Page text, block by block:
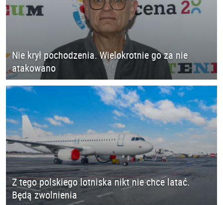
Nie krył pochodzenia. Wielokrotnie go za nie
atakowano
Z tego polskiego lotniska nikt nie chce latać.
Będą zwolnienia